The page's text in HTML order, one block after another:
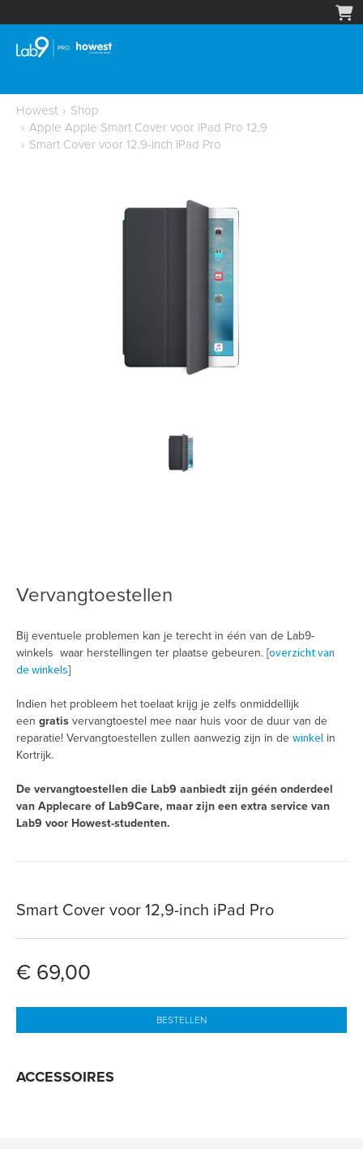
Howest › Shop
› Apple Apple Smart Cover voor iPad Pro 12,9
› Smart Cover voor 12,9-inch iPad Pro
Vervangtoestellen
Bij eventuele problemen kan je terecht in één van de Lab9-
winkels waar herstellingen ter plaatse gebeuren. [overzicht van
de winkels]
Indien het probleem het toelaat krijg je zelfs onmiddellijk
een gratis vervangtoestel mee naar huis voor de duur van de
reparatie! Vervangtoestellen zullen aanwezig zijn in de winkel in
Kortrijk.
De vervangtoestellen die Lab9 aanbiedt zijn géén onderdeel
van Applecare of Lab9Care, maar zijn een extra service van
Lab9 voor Howest-studenten.
Smart Cover voor 12,9-inch iPad Pro
€ 69,00
BESTELLEN
ACCESSOIRES